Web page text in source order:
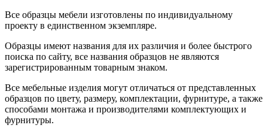
Все образцы мебели изготовлены по индивидуальному
проекту в единственном экземпляре.
Образцы имеют названия для их различия и более быстрого
поиска по сайту, все названия образцов не являются
зарегистрированным товарным знаком.
Все мебельные изделия могут отличаться от представленных
образцов по цвету, размеру, комплектации, фурнитуре, а также
способами монтажа и производителями комплектующих и
фурнитуры.